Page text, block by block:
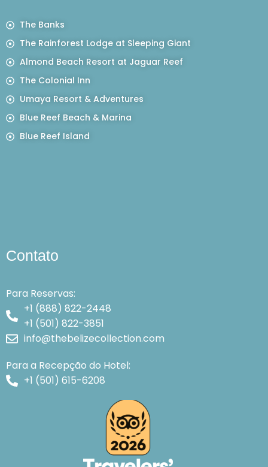
The Banks
The Rainforest Lodge at Sleeping Giant
Almond Beach Resort at Jaguar Reef
The Colonial Inn
Umaya Resort & Adventures
Blue Reef Beach & Marina
Blue Reef Island
Contato
Para Reservas:
+1 (888) 822-2448
+1 (501) 822-3851
info@thebelizecollection.com
Para a Recepção do Hotel:
+1 (501) 615-6208